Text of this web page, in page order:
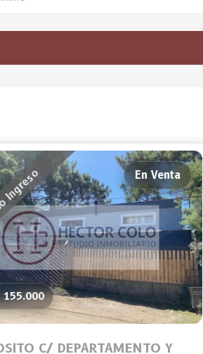
En Venta
155.000
C/ DEPARTAMENTO Y